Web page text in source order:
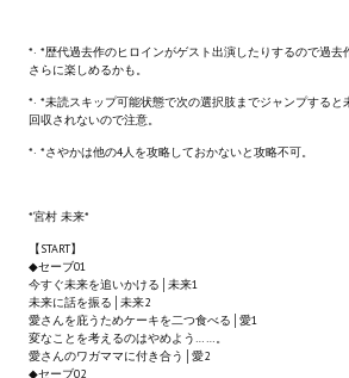
Работы Alexandra10
Kitana HGEC
Apella 2.0 CBBE SSE BodySlide (with
Kitana CBBE SSE BodySlide (with Physics)
Nekomimi
*· *歴代過去作のヒロインがゲスト出演したりするので過去
さらに楽しめるかも。
*· *未読スキップ可能状態で次の選択肢までジャンプすると
回収されないので注意。
*· *さやかは他の4人を攻略しておかないと攻略不可。
*宮村 未来*
【START】
◆セーブ01
今すぐ未来を追いかける│未来1
未来に話を振る│未来2
愛さんを庇うためケーキを二つ食べる│愛1
変なことを考えるのはやめよう……。
愛さんのワガママに付き合う│愛2
◆セーブ02